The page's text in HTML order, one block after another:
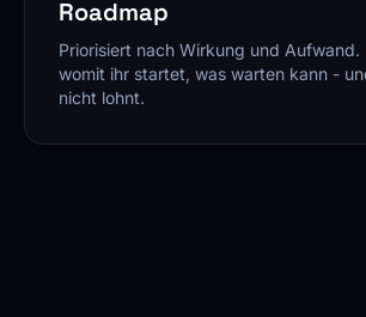
Roadmap
Priorisiert nach Wirkung und Aufwand.
womit ihr startet, was warten kann -
nicht lohnt.